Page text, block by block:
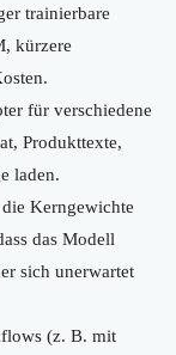
trainierbare
kürzere
für verschiedene
Produkttexte,
laden.
Kerngewichte
das Modell
sich unerwartet
(z. B. mit